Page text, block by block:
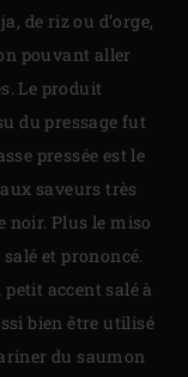
de riz ou d’orge,
pouvant aller
Le produit
du pressage fut
pressée est le
saveurs très
noir. Plus le miso
et prononcé.
accent salé à
bien être utilisé
du saumon